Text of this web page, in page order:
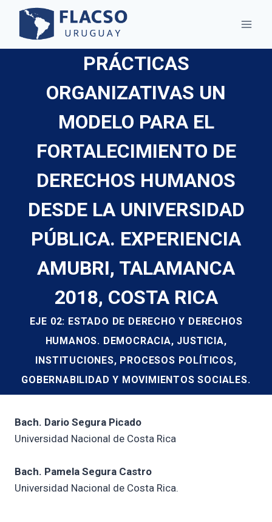
Saltar
contenido
PRÁCTICAS
ORGANIZATIVAS UN
MODELO PARA EL
FORTALECIMIENTO DE
DERECHOS HUMANOS
DESDE LA UNIVERSIDAD
PÚBLICA. EXPERIENCIA
AMUBRI, TALAMANCA
2018, COSTA RICA
EJE 02: ESTADO DE DERECHO Y DERECHOS
HUMANOS. DEMOCRACIA, JUSTICIA,
INSTITUCIONES, PROCESOS POLÍTICOS,
GOBERNABILIDAD Y MOVIMIENTOS SOCIALES.
Bach. Dario Segura Picado
Universidad Nacional de Costa Rica
Bach. Pamela Segura Castro
Universidad Nacional de Costa Rica.